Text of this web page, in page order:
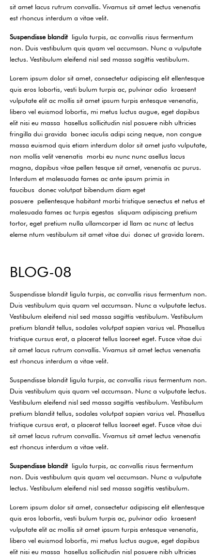
sit amet lacus rutrum convallis. Vivamus sit amet lectus venenatis
est rhoncus interdum a vitae velit.
Suspendisse blandit ligula turpis, ac convallis risus fermentum
non. Duis vestibulum quis quam vel accumsan. Nunc a vulputate
lectus. Vestibulum eleifend nisl sed massa sagittis vestibulum.
Lorem ipsum dolor sit amet, consectetur adipiscing elit ellentesque
quis eros lobortis, vesti bulum turpis ac, pulvinar odio kraesent
vulputate elit ac mollis sit amet ipsum turpis entesque venenatis,
libero vel euismod lobortis, mi metus luctus augue, eget dapibus
elit nisi eu massa hasellus sollicitudin nisl posuere nibh ultricies
fringilla dui gravida bonec iaculis adipi scing neque, non congue
massa euismod quis etiam interdum dolor sit amet justo vulputate,
non mollis velit venenatis morbi eu nunc nunc asellus lacus
magna, dapibus vitae pellen tesque sit amet, venenatis ac purus.
Interdum et malesuada fames ac ante ipsum primis in
faucibus donec volutpat bibendum diam eget
posuere pellentesque habitant morbi tristique senectus et netus et
malesuada fames ac turpis egestas sliquam adipiscing pretium
tortor, eget pretium nulla ullamcorper id llam ac nunc at lectus
eleme ntum vestibulum sit amet vitae dui donec ut gravida lorem.
BLOG-08
Suspendisse blandit ligula turpis, ac convallis risus fermentum non.
Duis vestibulum quis quam vel accumsan. Nunc a vulputate lectus.
Vestibulum eleifend nisl sed massa sagittis vestibulum. Vestibulum
pretium blandit tellus, sodales volutpat sapien varius vel. Phasellus
tristique cursus erat, a placerat tellus laoreet eget. Fusce vitae dui
sit amet lacus rutrum convallis. Vivamus sit amet lectus venenatis
est rhoncus interdum a vitae velit.
Suspendisse blandit ligula turpis, ac convallis risus fermentum non.
Duis vestibulum quis quam vel accumsan. Nunc a vulputate lectus.
Vestibulum eleifend nisl sed massa sagittis vestibulum. Vestibulum
pretium blandit tellus, sodales volutpat sapien varius vel. Phasellus
tristique cursus erat, a placerat tellus laoreet eget. Fusce vitae dui
sit amet lacus rutrum convallis. Vivamus sit amet lectus venenatis
est rhoncus interdum a vitae velit.
Suspendisse blandit ligula turpis, ac convallis risus fermentum
non. Duis vestibulum quis quam vel accumsan. Nunc a vulputate
lectus. Vestibulum eleifend nisl sed massa sagittis vestibulum.
Lorem ipsum dolor sit amet, consectetur adipiscing elit ellentesque
quis eros lobortis, vesti bulum turpis ac, pulvinar odio kraesent
vulputate elit ac mollis sit amet ipsum turpis entesque venenatis,
libero vel euismod lobortis, mi metus luctus augue, eget dapibus
elit nisi eu massa hasellus sollicitudin nisl posuere nibh ultricies